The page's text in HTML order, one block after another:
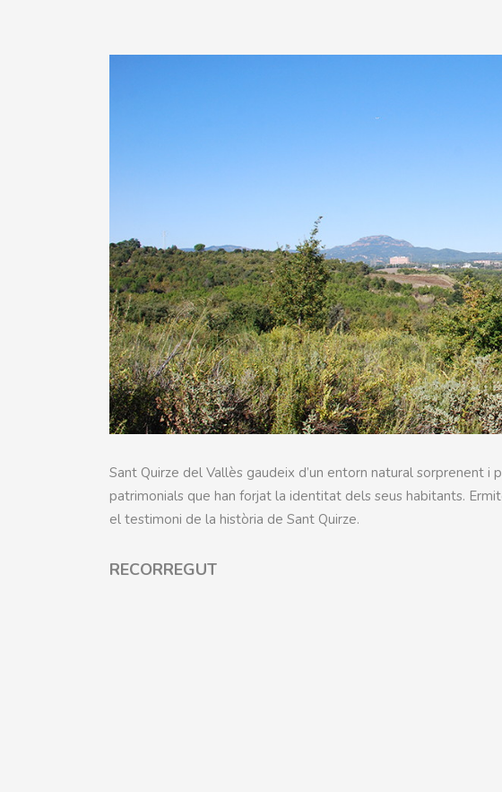
Sant Quirze del Vallès gaudeix d’un entorn natural sorprenent
patrimonials que han forjat la identitat dels seus habitants.
el testimoni de la història de Sant Quirze.
RECORREGUT